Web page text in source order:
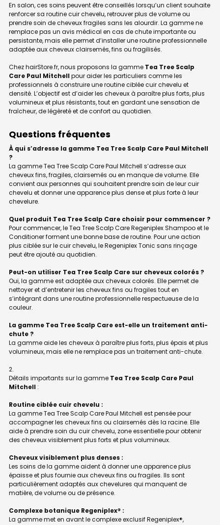
En salon, ces soins peuvent être conseillés lorsqu’un client souhaite
renforcer sa routine cuir chevelu, retrouver plus de volume ou
prendre soin de cheveux fragiles sans les alourdir. La gamme ne
remplace pas un avis médical en cas de chute importante ou
persistante, mais elle permet d’installer une routine professionnelle
adaptée aux cheveux clairsemés, fins ou fragilisés.
Chez hairStore.fr, nous proposons la gamme Tea Tree Scalp
Care Paul Mitchell pour aider les particuliers comme les
professionnels à construire une routine ciblée cuir chevelu et
densité. L’objectif est d’aider les cheveux à paraître plus forts, plus
volumineux et plus résistants, tout en gardant une sensation de
fraîcheur, de légèreté et de confort au quotidien.
Questions fréquentes
À qui s’adresse la gamme Tea Tree Scalp Care Paul Mitchell
?
La gamme Tea Tree Scalp Care Paul Mitchell s’adresse aux
cheveux fins, fragiles, clairsemés ou en manque de volume. Elle
convient aux personnes qui souhaitent prendre soin de leur cuir
chevelu et donner une apparence plus dense et plus forte à leur
chevelure.
Quel produit Tea Tree Scalp Care choisir pour commencer ?
Pour commencer, le Tea Tree Scalp Care Regeniplex Shampoo et le
Conditioner forment une bonne base de routine. Pour une action
plus ciblée sur le cuir chevelu, le Regeniplex Tonic sans rinçage
peut être ajouté au quotidien.
Peut-on utiliser Tea Tree Scalp Care sur cheveux colorés ?
Oui, la gamme est adaptée aux cheveux colorés. Elle permet de
nettoyer et d’entretenir les cheveux fins ou fragiles tout en
s’intégrant dans une routine professionnelle respectueuse de la
couleur.
La gamme Tea Tree Scalp Care est-elle un traitement anti-
chute ?
La gamme aide les cheveux à paraître plus forts, plus épais et plus
volumineux, mais elle ne remplace pas un traitement anti-chute.
Détails importants sur la gamme Tea Tree Scalp Care Paul
Mitchell :
Routine ciblée cuir chevelu :
La gamme Tea Tree Scalp Care Paul Mitchell est pensée pour
accompagner les cheveux fins ou clairsemés dès la racine. Elle
aide à prendre soin du cuir chevelu, zone essentielle pour obtenir
des cheveux visiblement plus forts et plus volumineux.
Cheveux visiblement plus denses :
Les soins de la gamme aident à donner une apparence plus
épaisse et plus fournie aux cheveux fins ou fragiles. Ils sont
particulièrement adaptés aux chevelures qui manquent de
matière, de volume ou de présence.
Complexe botanique Regeniplex® :
La gamme met en avant le complexe exclusif Regeniplex®,